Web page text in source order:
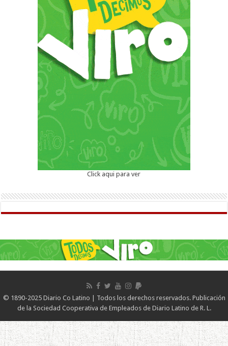
Click aqui para ver
© 1890-2025 Diario Co Latino | Todos los derechos reservados. Publicación
de la Sociedad Cooperativa de Empleados de Diario Latino de R. L.